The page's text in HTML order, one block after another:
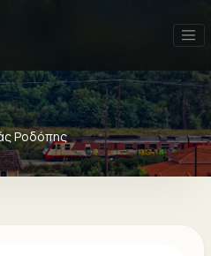
Ροδόπης
Καλύτερη αξιολόγηση